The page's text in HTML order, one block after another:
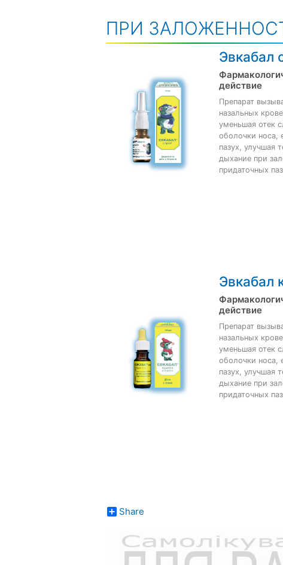
ПРИ
Эвкабал
действие
Препарат
назальных
уменьшая отек
оболочки носа,
пазух, улучшая
дыхание при
придаточных
Эвкабал
действие
Препарат
назальных
уменьшая отек
оболочки носа,
пазух, улучшая
дыхание при
придаточных
Share